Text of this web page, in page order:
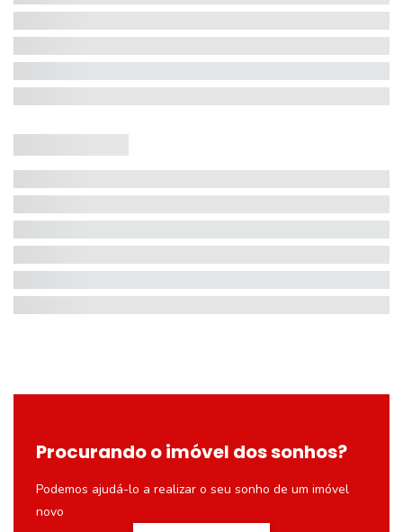
Procurando o imóvel dos sonhos?
Podemos ajudá-lo a realizar o seu sonho de um imóvel
novo